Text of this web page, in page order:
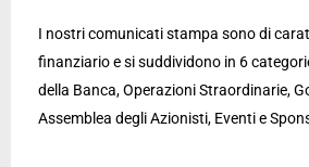
I nostri comunicati stampa sono di
finanziario e si suddividono in 6
della Banca, Operazioni Straordinarie,
Assemblea degli Azionisti, Eventi e